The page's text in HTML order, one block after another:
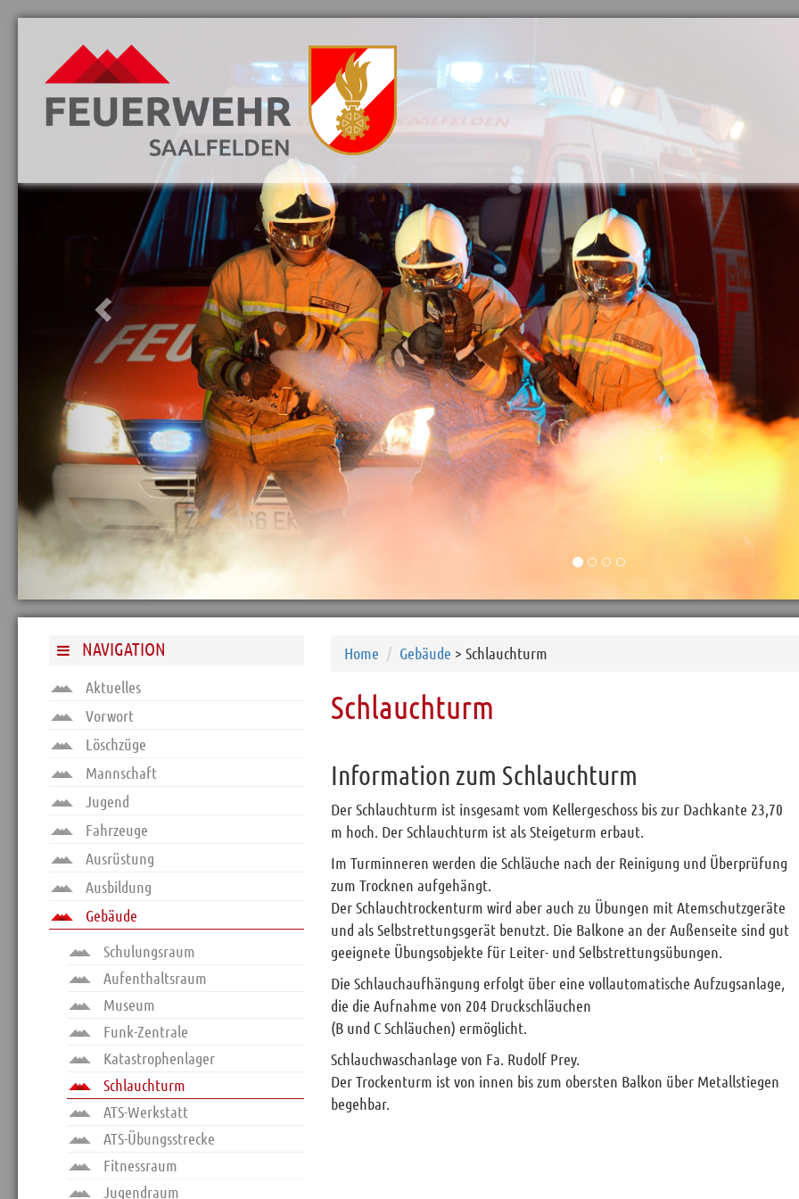
Aktuelles
Vorwort
Mannschaft
Ausbildung
Gebäude
Schulungsraum
Aufenthaltsraum
Museum
Funk-Zentrale
Katastrophenlager
Schlauchturm
ATS-Werkstatt
ATS-Übungsstrecke
Fitnessraum
Jugendraum
Planspiele
Kaffee-Ecke
Archiv
Funktionäre
Info und Tipps
Veranstaltungen
Mitgliederbereich
Home
Kontakt
Sitemap
Impressum
RSS News
Links
Datenschutz
NAVIGATION
Aktuelles
Vorwort
Löschzüge
Mannschaft
Jugend
Fahrzeuge
Ausrüstung
Ausbildung
Gebäude
Schulungsraum
Aufenthaltsraum
Museum
Funk-Zentrale
Katastrophenlager
Schlauchturm
ATS-Werkstatt
ATS-Übungsstrecke
Fitnessraum
Jugendraum
Home Gebäude > Schlauchturm
Schlauchturm
Information zum Schlauchturm
Der Schlauchturm ist insgesamt vom Kellergeschoss bis zur Dachkante 23,70
m hoch. Der Schlauchturm ist als Steigeturm erbaut.
Im Turminneren werden die Schläuche nach der Reinigung und Überprüfung
zum Trocknen aufgehängt.
Der Schlauchtrockenturm wird aber auch zu Übungen mit Atemschutzgeräte
und als Selbstrettungsgerät benutzt. Die Balkone an der Außenseite sind gut
geeignete Übungsobjekte für Leiter- und Selbstrettungsübungen.
Die Schlauchaufhängung erfolgt über eine vollautomatische Aufzugsanlage,
die die Aufnahme von 204 Druckschläuchen
(B und C Schläuchen) ermöglicht.
Schlauchwaschanlage von Fa. Rudolf Prey.
Der Trockenturm ist von innen bis zum obersten Balkon über Metallstiegen
begehbar.